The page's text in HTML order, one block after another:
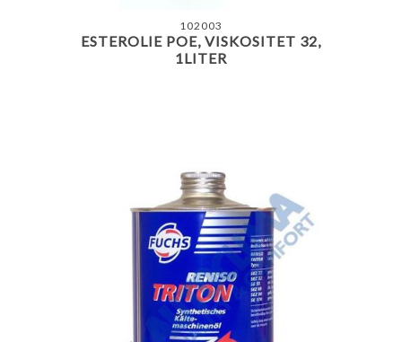
102003
ESTEROLIE POE, VISKOSITET 32,
1LITER